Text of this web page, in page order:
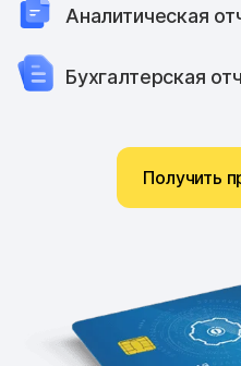
Аналитическая
Бухгалтерская
Получить